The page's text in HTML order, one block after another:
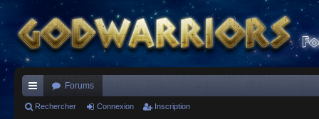
ac
Forums
Rechercher Connexion Inscription